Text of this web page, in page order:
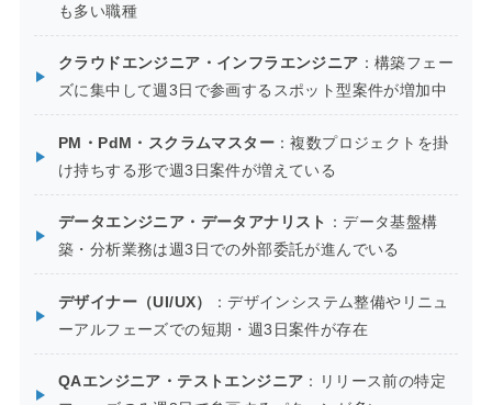
も多い職種
クラウドエンジニア・インフラエンジニア ：構築フェー
ズに集中して週3日で参画するスポット型案件が増加中
PM・PdM・スクラムマスター：複数プロジェクトを掛
け持ちする形で週3日案件が増えている
データエンジニア・データアナリスト
：データ基盤構
築・分析業務は週3日での外部委託が進んでいる
デザイナー（UI/UX）
：デザインシステム整備やリニュ
ーアルフェーズでの短期・週3日案件が存在
QAエンジニア・テストエンジニア ：リリース前の特定